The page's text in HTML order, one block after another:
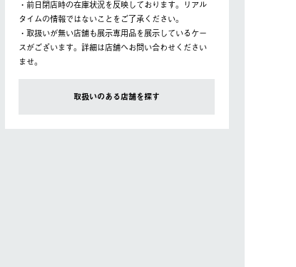
・前日閉店時の在庫状況を反映しております。リアル
タイムの情報ではないことをご了承ください。
・取扱いが無い店舗も展示専用品を展示しているケー
スがございます。詳細は店舗へお問い合わせください
ませ。
取扱いのある店舗を探す